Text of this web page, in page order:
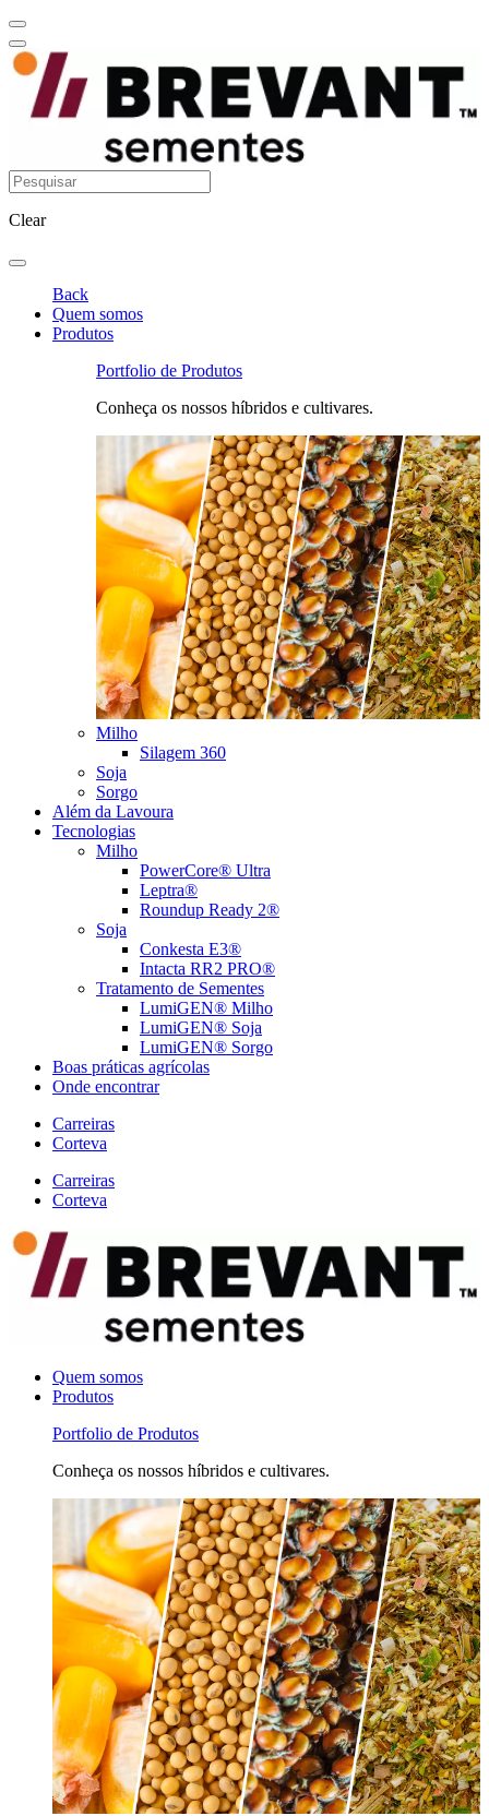
Clear
Back
Quem somos
Produtos
Portfolio de Produtos
Conheça os nossos híbridos e cultivares.
Milho
Silagem 360
Soja
Sorgo
Além da Lavoura
Tecnologias
Milho
PowerCore® Ultra
Leptra®
Roundup Ready 2®
Soja
Conkesta E3®
Intacta RR2 PRO®
Tratamento de Sementes
LumiGEN® Milho
LumiGEN® Soja
LumiGEN® Sorgo
Boas práticas agrícolas
Onde encontrar
Carreiras
Corteva
Carreiras
Corteva
Quem somos
Produtos
Portfolio de Produtos
Conheça os nossos híbridos e cultivares.